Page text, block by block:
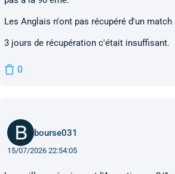
Les Anglais n'ont pas récupéré d'un match
3 jours de récupération c'était insuffisant.
0
bourse031
15/07/2026 22:54:05